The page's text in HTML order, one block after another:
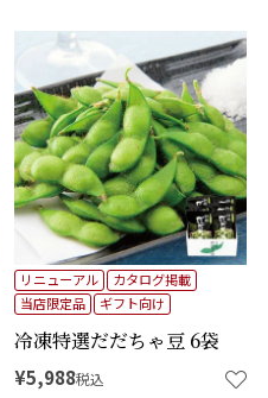
冷凍特選だだちゃ豆 6袋
リニューアル
カタログ掲載
当店限定品
ギフト向け
¥5,988税込